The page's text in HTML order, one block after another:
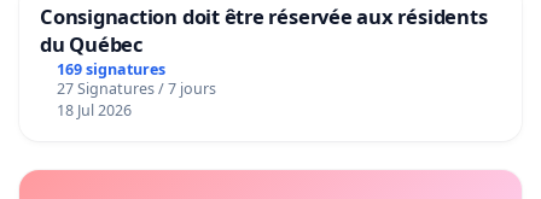
Consignaction doit être réservée aux résidents
du Québec
169 signatures
27 Signatures / 7 jours
18 Jul 2026